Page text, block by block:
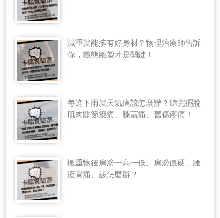
減重就能擁有好身材？物理治療師告訴
你，體態雕塑才是關鍵！
每逢下雨就天氣痛該怎麼辦？聽完擺脫
肌肉關節痠痛、膝蓋痛、舊傷疼痛！
搬重物後肩膀一高一低、肩膀僵硬、腰
痠背痛、該怎麼辦？